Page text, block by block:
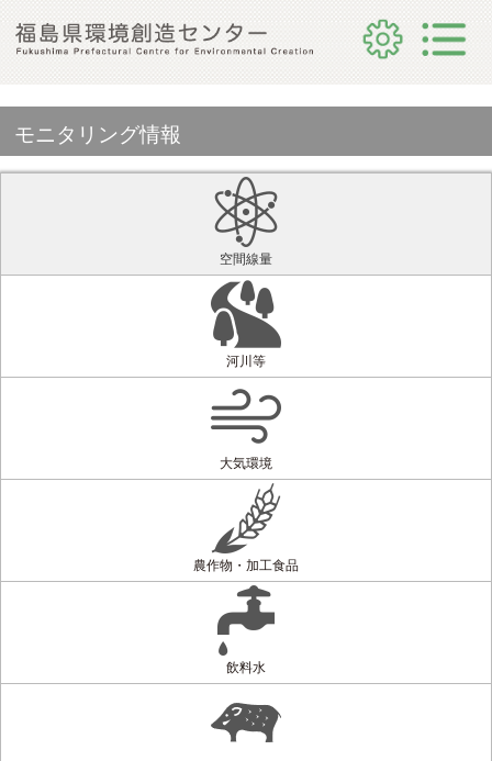
モニタリング情報
空間線量
河川等
大気環境
農作物・加工食品
飲料水